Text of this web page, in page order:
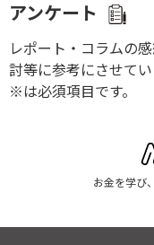
アンケート
レポート・コラムの
討等に参考にさせてい
※は必須項目です。
お金を学び